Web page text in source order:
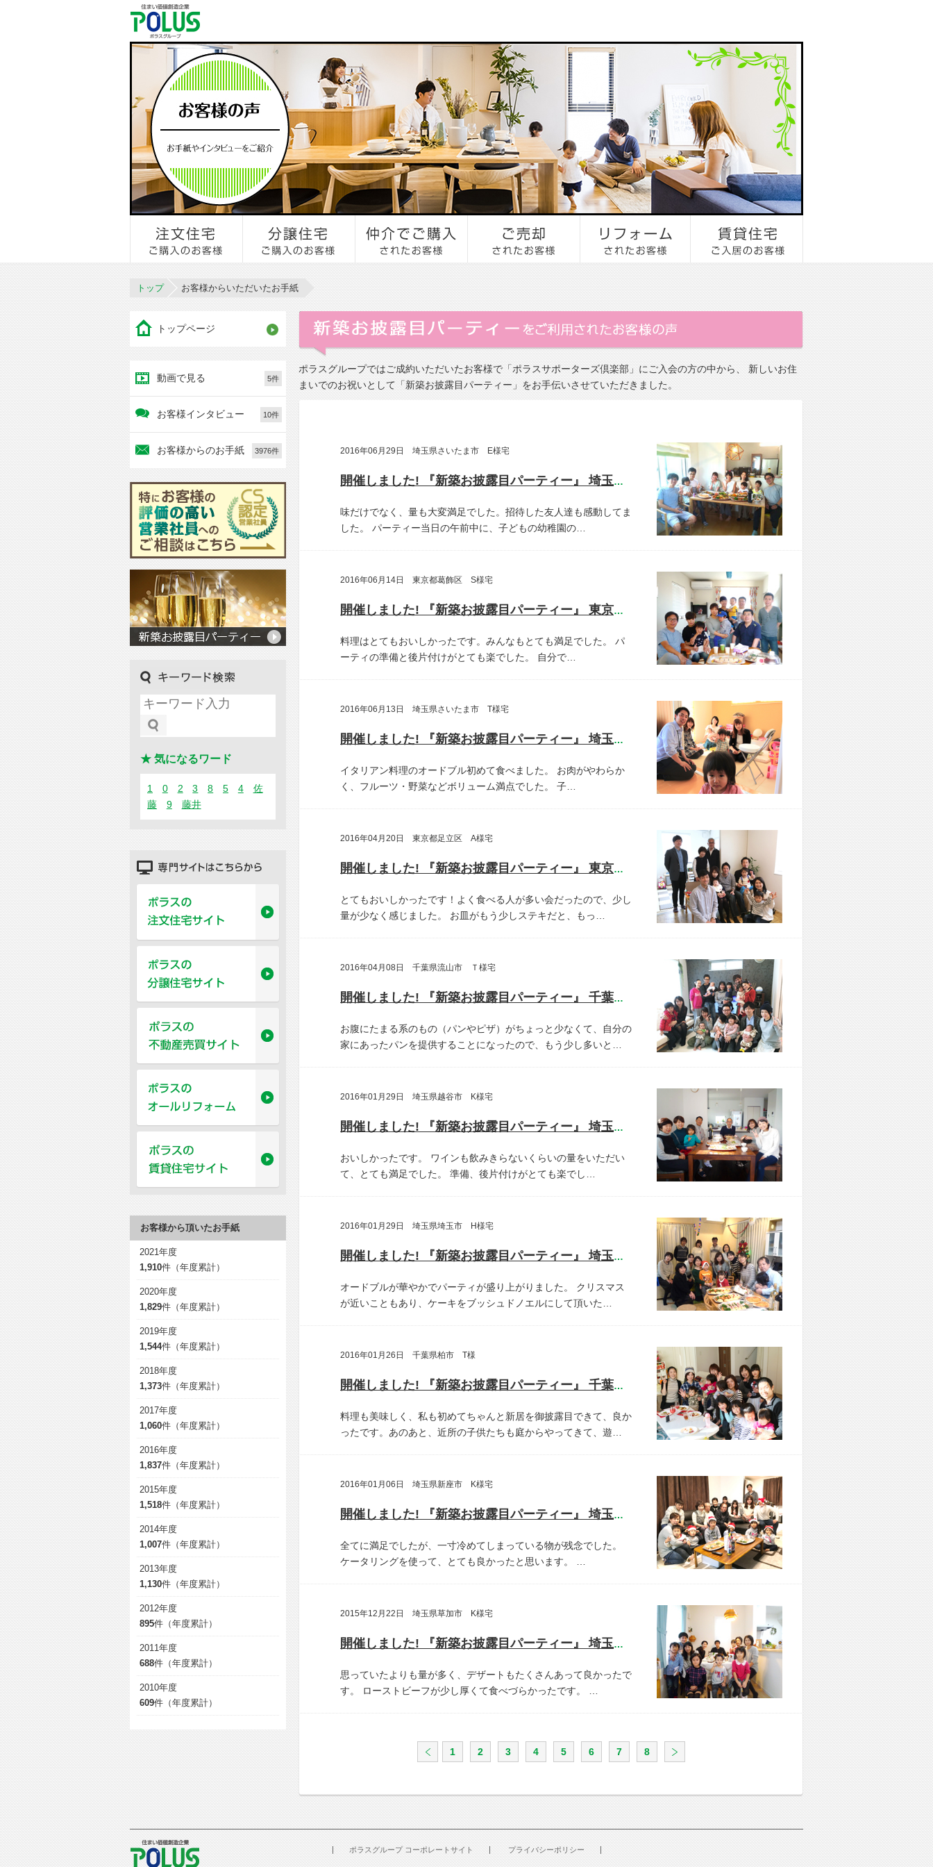
トップ お客様からいただいたお手紙
ポラスグループではご成約いただいたお客様で「ポラスサポーターズ倶楽部」にご入会の方の中から、 新しいお住
まいでのお祝いとして「新築お披露目パーティー」をお手伝いさせていただきました。
2016年06月29日 埼玉県さいたま市 E様宅
開催しました! 『新築お披露目パーティー』 埼玉県さいたま市 E様宅
味だけでなく、量も大変満足でした。招待した友人達も感動してま
した。
パーティー当日の午前中に、子どもの幼稚園の…
2016年06月14日 東京都葛飾区 S様宅
開催しました! 『新築お披露目パーティー』 東京都葛飾区 S様宅
料理はとてもおいしかったです。みんなもとても満足でした。
パ
ーティの準備と後片付けがとても楽でした。
自分で…
2016年06月13日 埼玉県さいたま市 T様宅
開催しました! 『新築お披露目パーティー』 埼玉県さいたま市 T様宅
イタリアン料理のオードブル初めて食べました。
お肉がやわらか
く、フルーツ・野菜などボリューム満点でした。
子…
2016年04月20日 東京都足立区 A様宅
開催しました! 『新築お披露目パーティー』 東京都足立区 A様宅
とてもおいしかったです！よく食べる人が多い会だったので、少し
量が少なく感じました。
お皿がもう少しステキだと、もっ…
2016年04月08日 千葉県流山市 Ｔ様宅
開催しました! 『新築お披露目パーティー』 千葉県流山市 T様宅
お腹にたまる系のもの（パンやピザ）がちょっと少なくて、自分の
家にあったパンを提供することになったので、もう少し多いと…
2016年01月29日 埼玉県越谷市 K様宅
開催しました! 『新築お披露目パーティー』 埼玉県越谷市 K様宅
おいしかったです。
ワインも飲みきらないくらいの量をいただい
て、とても満足でした。
準備、後片付けがとても楽でし…
2016年01月29日 埼玉県埼玉市 H様宅
開催しました! 『新築お披露目パーティー』 埼玉県埼玉市 H様宅
オードブルが華やかでパーティが盛り上がりました。
クリスマス
が近いこともあり、ケーキをブッシュドノエルにして頂いた…
2016年01月26日 千葉県柏市 T様
開催しました! 『新築お披露目パーティー』 千葉県柏市 T様宅
料理も美味しく、私も初めてちゃんと新居を御披露目できて、良か
ったです。あのあと、近所の子供たちも庭からやってきて、遊…
2016年01月06日 埼玉県新座市 K様宅
開催しました! 『新築お披露目パーティー』 埼玉県新座市 K様宅
全てに満足でしたが、一寸冷めてしまっている物が残念でした。
ケータリングを使って、とても良かったと思います。
2015年12月22日 埼玉県草加市 K様宅
開催しました! 『新築お披露目パーティー』 埼玉県草加市 K様宅
思っていたよりも量が多く、デザートもたくさんあって良かったで
す。
ローストビーフが少し厚くて食べづらかったです。
1 2 3 4 5 6 7 8
トップページ
動画で見る 5件
お客様インタビュー 10件
お客様からのお手紙 3976件
★ 気になるワード
1 0 2 3 8 5 4
佐
藤
9 藤井
お客様から頂いたお手紙
2021年度
1,910件（年度累計）
2020年度
1,829件（年度累計）
2019年度
1,544件（年度累計）
2018年度
1,373件（年度累計）
2017年度
1,060件（年度累計）
2016年度
1,837件（年度累計）
2015年度
1,518件（年度累計）
2014年度
1,007件（年度累計）
2013年度
1,130件（年度累計）
2012年度
895件（年度累計）
2011年度
688件（年度累計）
2010年度
609件（年度累計）
ポラスグループ コーポレートサイト
プライバシーポリシー